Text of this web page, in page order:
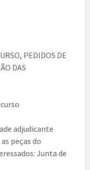
PEDIDOS DE
DAS
adjudicante
peças do
Junta de